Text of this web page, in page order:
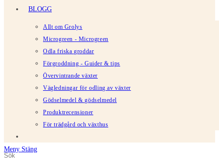
BLOGG
Allt om Grolys
Microgreen - Microgreen
Odla friska groddar
Förgroddning - Guider & tips
Övervintrande växter
Vägledningar för odling av växter
Gödselmedel & gödselmedel
Produktrecensioner
För trädgård och växthus
Meny Stäng
Sök